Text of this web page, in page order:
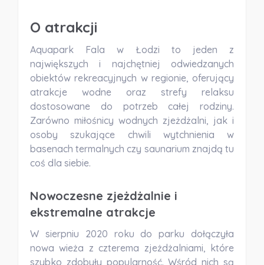
O atrakcji
Aquapark Fala w Łodzi to jeden z
największych i najchętniej odwiedzanych
obiektów rekreacyjnych w regionie, oferujący
atrakcje wodne oraz strefy relaksu
dostosowane do potrzeb całej rodziny.
Zarówno miłośnicy wodnych zjeżdżalni, jak i
osoby szukające chwili wytchnienia w
basenach termalnych czy saunarium znajdą tu
coś dla siebie.
Nowoczesne zjeżdżalnie i
ekstremalne atrakcje
W sierpniu 2020 roku do parku dołączyła
nowa wieża z czterema zjeżdżalniami, które
szybko zdobyły popularność. Wśród nich są